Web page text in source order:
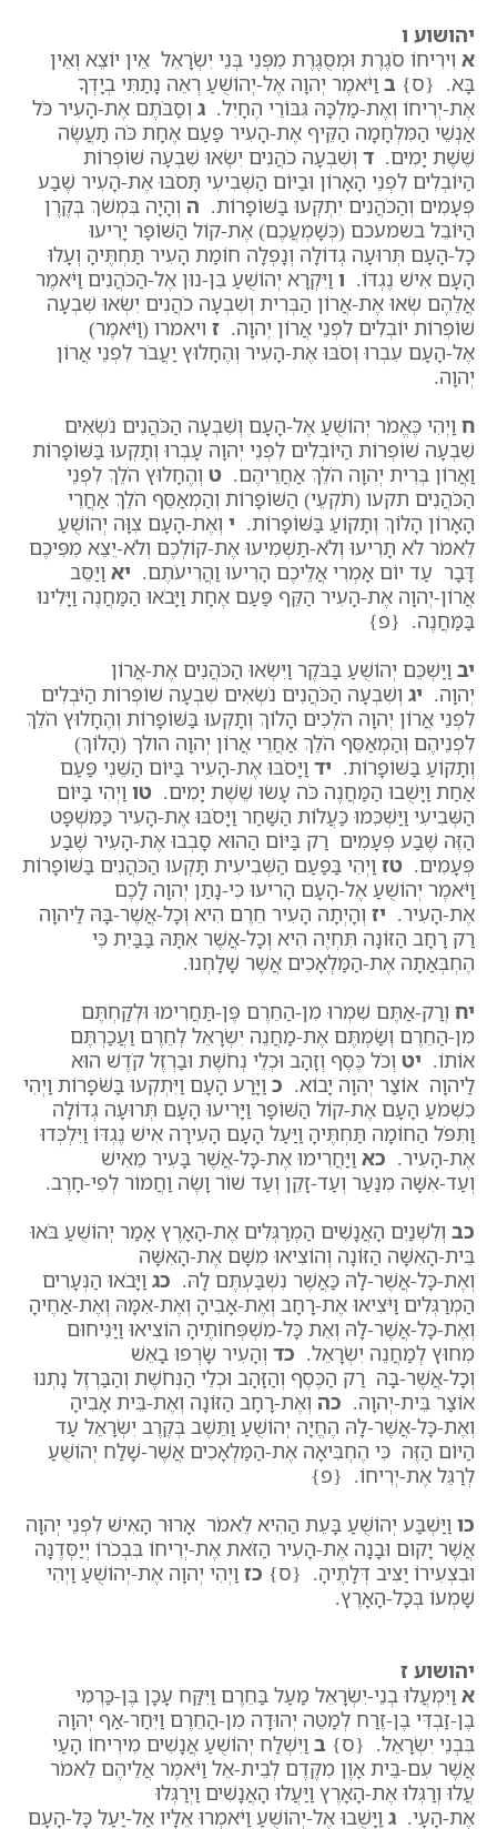
יהושוע ו
א וִירִיחוֹ סֹגֶרֶת וּמְסֻגֶּרֶת מִפְּנֵי בְּנֵי יִשְׂרָאֵל אֵין יוֹצֵא וְאֵין
בָּא. {ס} ב וַיֹּאמֶר יְהוָה אֶל-יְהוֹשֻׁעַ רְאֵה נָתַתִּי בְיָדְךָ
אֶת-יְרִיחוֹ וְאֶת-מַלְכָּהּ גִּבּוֹרֵי הֶחָיִל. ג וְסַבֹּתֶם אֶת-הָעִיר כֹּל
אַנְשֵׁי הַמִּלְחָמָה הַקֵּיף אֶת-הָעִיר פַּעַם אֶחָת כֹּה תַעֲשֶׂה
שֵׁשֶׁת יָמִים. ד וְשִׁבְעָה כֹהֲנִים יִשְׂאוּ שִׁבְעָה שׁוֹפְרוֹת
הַיּוֹבְלִים לִפְנֵי הָאָרוֹן וּבַיּוֹם הַשְּׁבִיעִי תָּסֹבּוּ אֶת-הָעִיר שֶׁבַע
פְּעָמִים וְהַכֹּהֲנִים יִתְקְעוּ בַּשּׁוֹפָרוֹת. ה וְהָיָה בִּמְשֹׁךְ בְּקֶרֶן
הַיּוֹבֵל בשמעכם (כְּשָׁמְעֲכֶם) אֶת-קוֹל הַשּׁוֹפָר יָרִיעוּ
כָל-הָעָם תְּרוּעָה גְדוֹלָה וְנָפְלָה חוֹמַת הָעִיר תַּחְתֶּיהָ וְעָלוּ
הָעָם אִישׁ נֶגְדּוֹ. ו וַיִּקְרָא יְהוֹשֻׁעַ בִּן-נוּן אֶל-הַכֹּהֲנִים וַיֹּאמֶר
אֲלֵהֶם שְׂאוּ אֶת-אֲרוֹן הַבְּרִית וְשִׁבְעָה כֹהֲנִים יִשְׂאוּ שִׁבְעָה
שׁוֹפְרוֹת יוֹבְלִים לִפְנֵי אֲרוֹן יְהוָה. ז ויאמרו (וַיֹּאמֶר)
אֶל-הָעָם עִבְרוּ וְסֹבּוּ אֶת-הָעִיר וְהֶחָלוּץ יַעֲבֹר לִפְנֵי אֲרוֹן
יְהוָה.
ח וַיְהִי כֶּאֱמֹר יְהוֹשֻׁעַ אֶל-הָעָם וְשִׁבְעָה הַכֹּהֲנִים נֹשְׂאִים
שִׁבְעָה שׁוֹפְרוֹת הַיּוֹבְלִים לִפְנֵי יְהוָה עָבְרוּ וְתָקְעוּ בַּשּׁוֹפָרוֹת
וַאֲרוֹן בְּרִית יְהוָה הֹלֵךְ אַחֲרֵיהֶם. ט וְהֶחָלוּץ הֹלֵךְ לִפְנֵי
הַכֹּהֲנִים תקעו (תֹּקְעֵי) הַשּׁוֹפָרוֹת וְהַמְאַסֵּף הֹלֵךְ אַחֲרֵי
הָאָרוֹן הָלוֹךְ וְתָקוֹעַ בַּשּׁוֹפָרוֹת. י וְאֶת-הָעָם צִוָּה יְהוֹשֻׁעַ
לֵאמֹר לֹא תָרִיעוּ וְלֹא-תַשְׁמִיעוּ אֶת-קוֹלְכֶם וְלֹא-יֵצֵא מִפִּיכֶם
דָּבָר עַד יוֹם אָמְרִי אֲלֵיכֶם הָרִיעוּ וַהֲרִיעֹתֶם. יא וַיַּסֵּב
אֲרוֹן-יְהוָה אֶת-הָעִיר הַקֵּף פַּעַם אֶחָת וַיָּבֹאוּ הַמַּחֲנֶה וַיָּלִינוּ
בַּמַּחֲנֶה. {פ}
יב וַיַּשְׁכֵּם יְהוֹשֻׁעַ בַּבֹּקֶר וַיִּשְׂאוּ הַכֹּהֲנִים אֶת-אֲרוֹן
יְהוָה. יג וְשִׁבְעָה הַכֹּהֲנִים נֹשְׂאִים שִׁבְעָה שׁוֹפְרוֹת הַיֹּבְלִים
לִפְנֵי אֲרוֹן יְהוָה הֹלְכִים הָלוֹךְ וְתָקְעוּ בַּשּׁוֹפָרוֹת וְהֶחָלוּץ הֹלֵךְ
לִפְנֵיהֶם וְהַמְאַסֵּף הֹלֵךְ אַחֲרֵי אֲרוֹן יְהוָה הולך (הָלוֹךְ)
וְתָקוֹעַ בַּשּׁוֹפָרוֹת. יד וַיָּסֹבּוּ אֶת-הָעִיר בַּיּוֹם הַשֵּׁנִי פַּעַם
אַחַת וַיָּשֻׁבוּ הַמַּחֲנֶה כֹּה עָשׂוּ שֵׁשֶׁת יָמִים. טו וַיְהִי בַּיּוֹם
הַשְּׁבִיעִי וַיַּשְׁכִּמוּ כַּעֲלוֹת הַשַּׁחַר וַיָּסֹבּוּ אֶת-הָעִיר כַּמִּשְׁפָּט
הַזֶּה שֶׁבַע פְּעָמִים רַק בַּיּוֹם הַהוּא סָבְבוּ אֶת-הָעִיר שֶׁבַע
פְּעָמִים. טז וַיְהִי בַּפַּעַם הַשְּׁבִיעִית תָּקְעוּ הַכֹּהֲנִים בַּשּׁוֹפָרוֹת
וַיֹּאמֶר יְהוֹשֻׁעַ אֶל-הָעָם הָרִיעוּ כִּי-נָתַן יְהוָה לָכֶם
אֶת-הָעִיר. יז וְהָיְתָה הָעִיר חֵרֶם הִיא וְכָל-אֲשֶׁר-בָּהּ לַיהוָה
רַק רָחָב הַזּוֹנָה תִּחְיֶה הִיא וְכָל-אֲשֶׁר אִתָּהּ בַּבַּיִת כִּי
הֶחְבְּאַתָה אֶת-הַמַּלְאָכִים אֲשֶׁר שָׁלָחְנוּ.
יח וְרַק-אַתֶּם שִׁמְרוּ מִן-הַחֵרֶם פֶּן-תַּחֲרִימוּ וּלְקַחְתֶּם
מִן-הַחֵרֶם וְשַׂמְתֶּם אֶת-מַחֲנֵה יִשְׂרָאֵל לְחֵרֶם וַעֲכַרְתֶּם
אוֹתוֹ. יט וְכֹל כֶּסֶף וְזָהָב וּכְלֵי נְחֹשֶׁת וּבַרְזֶל קֹדֶשׁ הוּא
לַיהוָה אוֹצַר יְהוָה יָבוֹא. כ וַיָּרַע הָעָם וַיִּתְקְעוּ בַּשֹּׁפָרוֹת וַיְהִי
כִשְׁמֹעַ הָעָם אֶת-קוֹל הַשּׁוֹפָר וַיָּרִיעוּ הָעָם תְּרוּעָה גְדוֹלָה
וַתִּפֹּל הַחוֹמָה תַּחְתֶּיהָ וַיַּעַל הָעָם הָעִירָה אִישׁ נֶגְדּוֹ וַיִּלְכְּדוּ
אֶת-הָעִיר. כא וַיַּחֲרִימוּ אֶת-כָּל-אֲשֶׁר בָּעִיר מֵאִישׁ
וְעַד-אִשָּׁה מִנַּעַר וְעַד-זָקֵן וְעַד שׁוֹר וָשֶׂה וַחֲמוֹר לְפִי-חָרֶב.
כב וְלִשְׁנַיִם הָאֲנָשִׁים הַמְרַגְּלִים אֶת-הָאָרֶץ אָמַר יְהוֹשֻׁעַ בֹּאוּ
בֵּית-הָאִשָּׁה הַזּוֹנָה וְהוֹצִיאוּ מִשָּׁם אֶת-הָאִשָּׁה
וְאֶת-כָּל-אֲשֶׁר-לָהּ כַּאֲשֶׁר נִשְׁבַּעְתֶּם לָהּ. כג וַיָּבֹאוּ הַנְּעָרִים
הַמְרַגְּלִים וַיֹּצִיאוּ אֶת-רָחָב וְאֶת-אָבִיהָ וְאֶת-אִמָּהּ וְאֶת-אַחֶיהָ
וְאֶת-כָּל-אֲשֶׁר-לָהּ וְאֵת כָּל-מִשְׁפְּחוֹתֶיהָ הוֹצִיאוּ וַיַּנִּיחוּם
מִחוּץ לְמַחֲנֵה יִשְׂרָאֵל. כד וְהָעִיר שָׂרְפוּ בָאֵשׁ
וְכָל-אֲשֶׁר-בָּהּ רַק הַכֶּסֶף וְהַזָּהָב וּכְלֵי הַנְּחֹשֶׁת וְהַבַּרְזֶל נָתְנוּ
אוֹצַר בֵּית-יְהוָה. כה וְאֶת-רָחָב הַזּוֹנָה וְאֶת-בֵּית אָבִיהָ
וְאֶת-כָּל-אֲשֶׁר-לָהּ הֶחֱיָה יְהוֹשֻׁעַ וַתֵּשֶׁב בְּקֶרֶב יִשְׂרָאֵל עַד
הַיּוֹם הַזֶּה כִּי הֶחְבִּיאָה אֶת-הַמַּלְאָכִים אֲשֶׁר-שָׁלַח יְהוֹשֻׁעַ
לְרַגֵּל אֶת-יְרִיחוֹ. {פ}
כו וַיַּשְׁבַּע יְהוֹשֻׁעַ בָּעֵת הַהִיא לֵאמֹר אָרוּר הָאִישׁ לִפְנֵי יְהוָה
אֲשֶׁר יָקוּם וּבָנָה אֶת-הָעִיר הַזֹּאת אֶת-יְרִיחוֹ בִּבְכֹרוֹ יְיַסְּדֶנָּה
וּבִצְעִירוֹ יַצִּיב דְּלָתֶיהָ. {ס} כז וַיְהִי יְהוָה אֶת-יְהוֹשֻׁעַ וַיְהִי
שָׁמְעוֹ בְּכָל-הָאָרֶץ.
יהושוע ז
א וַיִּמְעֲלוּ בְנֵי-יִשְׂרָאֵל מַעַל בַּחֵרֶם וַיִּקַּח עָכָן בֶּן-כַּרְמִי
בֶן-זַבְדִּי בֶן-זֶרַח לְמַטֵּה יְהוּדָה מִן-הַחֵרֶם וַיִּחַר-אַף יְהוָה
בִּבְנֵי יִשְׂרָאֵל. {ס} ב וַיִּשְׁלַח יְהוֹשֻׁעַ אֲנָשִׁים מִירִיחוֹ הָעַי
אֲשֶׁר עִם-בֵּית אָוֶן מִקֶּדֶם לְבֵית-אֵל וַיֹּאמֶר אֲלֵיהֶם לֵאמֹר
עֲלוּ וְרַגְּלוּ אֶת-הָאָרֶץ וַיַּעֲלוּ הָאֲנָשִׁים וַיְרַגְּלוּ
אֶת-הָעָי. ג וַיָּשֻׁבוּ אֶל-יְהוֹשֻׁעַ וַיֹּאמְרוּ אֵלָיו אַל-יַעַל כָּל-הָעָם